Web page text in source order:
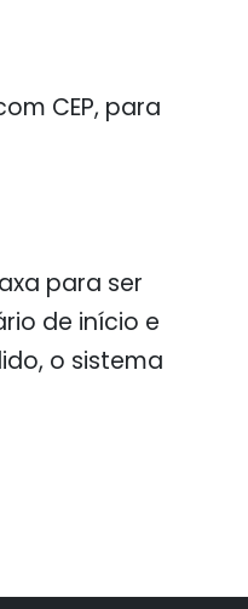
CEP, para
para ser
de início e
o sistema